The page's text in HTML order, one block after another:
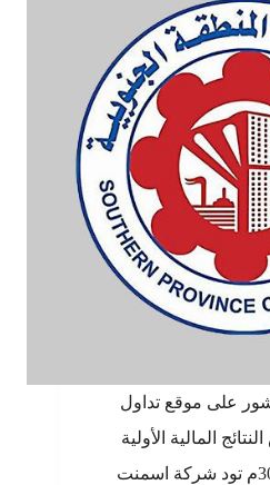
على موقع تداول
بخصوص النتائج المالية الأولية
للفترة المنتهية في 30/9/2013م تود شركة اسمنت